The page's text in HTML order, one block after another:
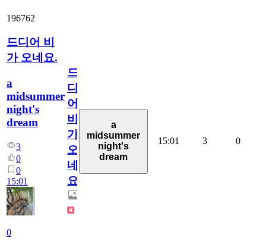
196762
드디어 비
가 오네요.
a
midsummer
night's
dream
3
0
0
15:01
0
드
디
어
비
가
오
네
요.
a
midsummer
night's
dream
15:01 3 0